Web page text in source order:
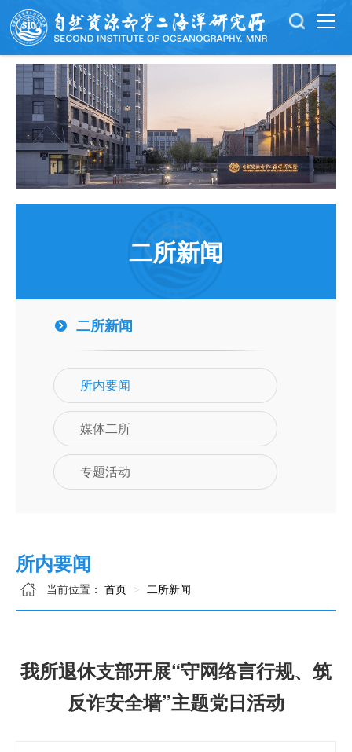
二所新闻
二所新闻
所内要闻
媒体二所
专题活动
所内要闻
当前位置： 首页 二所新闻
我所退休支部开展“守网络言行规、筑
反诈安全墙”主题党日活动